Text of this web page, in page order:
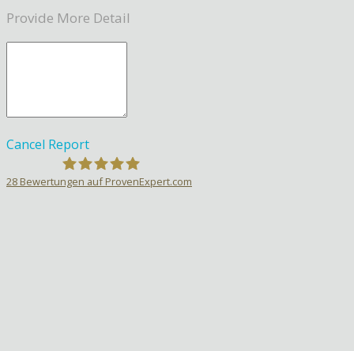
Provide More Detail
Cancel Report
28 Bewertungen auf ProvenExpert.com